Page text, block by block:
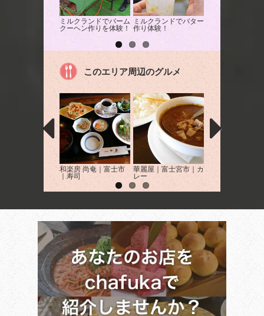
ミルクランドでバーム
クーヘン作りを体験！
ミルクランドでバター
作り体験！
このエリア周辺のグルメ
和楽房 尚奄｜富士市
｜寿司
華麗屋｜富士宮市｜カ
レー
食